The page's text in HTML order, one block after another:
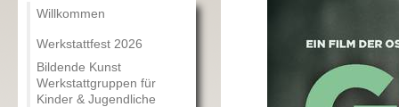
Willkommen
Werkstattfest 2026
Bildende Kunst
Werkstattgruppen für
Kinder & Jugendliche